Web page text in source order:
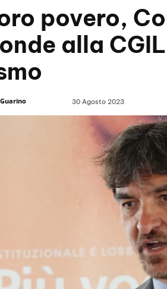
povero,
alla
30 Agosto 2023